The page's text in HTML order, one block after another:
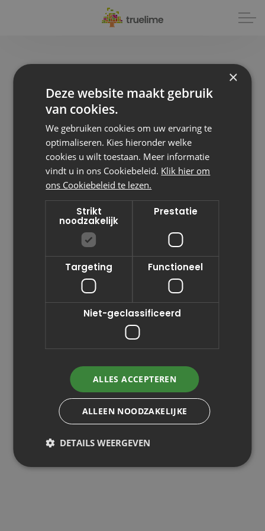
×
Deze website maakt gebruik
van cookies.
We gebruiken cookies om uw ervaring te
optimaliseren. Kies hieronder welke
cookies u wilt toestaan. Meer informatie
vindt u in ons Cookiebeleid. Klik hier om
ons Cookiebeleid te lezen.
Strikt
noodzakelijk
Prestatie
Targeting Functioneel
Niet-geclassificeerd
ALLES ACCEPTEREN
ALLEEN NOODZAKELIJKE
DETAILS WEERGEVEN